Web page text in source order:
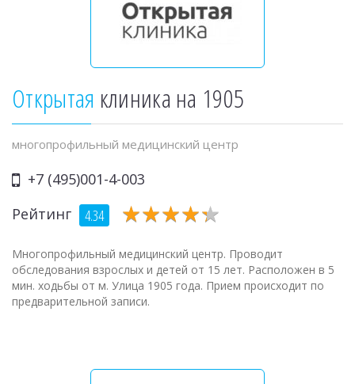
Открытая клиника на 1905
многопрофильный медицинский центр
+7 (495)001-4-003
Рейтинг
4.34 ★★★★★
★★★★★
Многопрофильный медицинский центр. Проводит
обследования взрослых и детей от 15 лет. Расположен в 5
мин. ходьбы от м. Улица 1905 года. Прием происходит по
предварительной записи.